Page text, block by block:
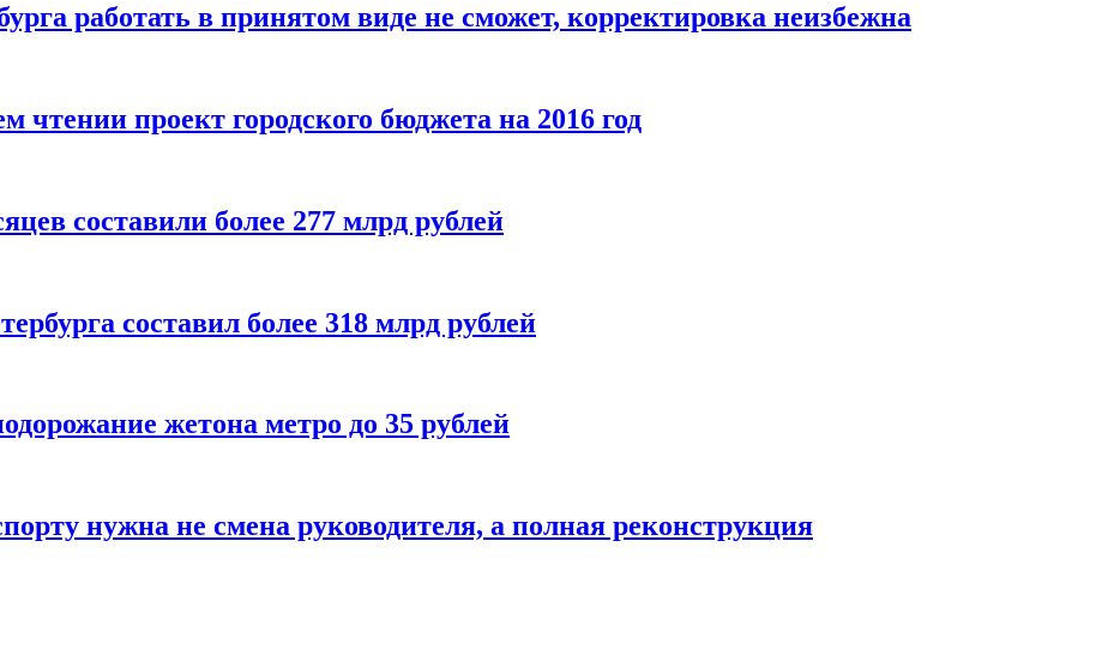
работать в принятом виде не сможет, корректировка неизбежна
чтении проект городского бюджета на 2016 год
составили более 277 млрд рублей
составил более 318 млрд рублей
жетона метро до 35 рублей
нужна не смена руководителя, а полная реконструкция